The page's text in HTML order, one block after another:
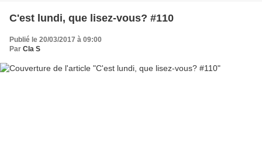
C'est lundi, que lisez-vous? #110
Publié le 20/03/2017 à 09:00
Par Cla S